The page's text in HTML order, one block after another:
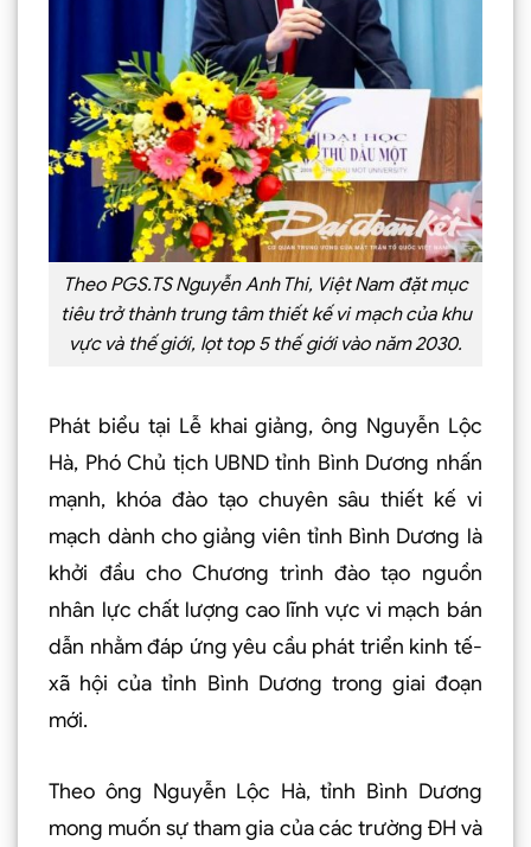
Theo PGS.TS Nguyễn Anh Thi, Việt Nam đặt mục
tiêu trở thành trung tâm thiết kế vi mạch của khu
vực và thế giới, lọt top 5 thế giới vào năm 2030.
Phát biểu tại Lễ khai giảng, ông Nguyễn Lộc
Hà, Phó Chủ tịch UBND tỉnh Bình Dương nhấn
mạnh, khóa đào tạo chuyên sâu thiết kế vi
mạch dành cho giảng viên tỉnh Bình Dương là
khởi đầu cho Chương trình đào tạo nguồn
nhân lực chất lượng cao lĩnh vực vi mạch bán
dẫn nhằm đáp ứng yêu cầu phát triển kinh tế-
xã hội của tỉnh Bình Dương trong giai đoạn
mới.
Theo ông Nguyễn Lộc Hà, tỉnh Bình Dương
mong muốn sự tham gia của các trường ĐH và